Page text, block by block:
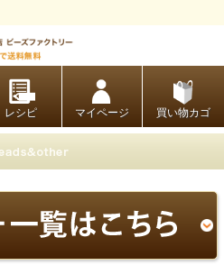
レシピ マイページ 買い物カゴ